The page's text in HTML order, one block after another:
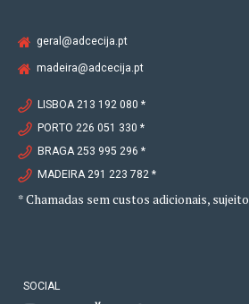
geral@adcecija.pt
madeira@adcecija.pt
LISBOA 213 192 080 *
PORTO 226 051 330 *
BRAGA 253 995 296 *
MADEIRA 291 223 782 *
* Chamadas sem custos adicionais,
SOCIAL